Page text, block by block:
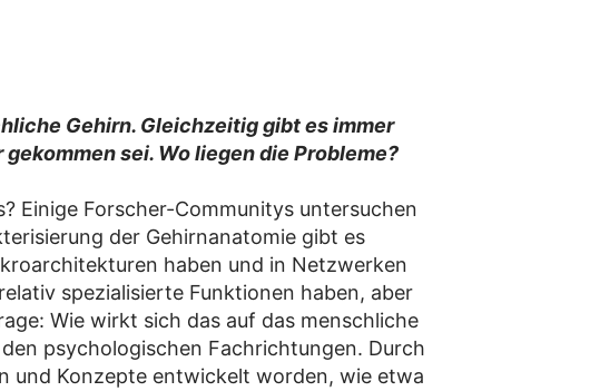
Gehirn. Gleichzeitig gibt es immer
sei. Wo liegen die Probleme?
Einige Forscher-Communitys untersuchen
der Gehirnanatomie gibt es
haben und in Netzwerken
spezialisierte Funktionen haben, aber
Wie wirkt sich das auf das menschliche
psychologischen Fachrichtungen. Durch
und Konzepte entwickelt worden, wie etwa